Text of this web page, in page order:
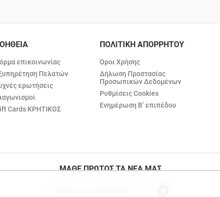
επικοινωνίας
Πελατών
ερωτήσεις
Cards ΚΡΗΤΙΚΟΣ
ΠΟΛΙΤΙΚΗ ΑΠΟΡΡΗΤΟΥ
Όροι Χρήσης
Δήλωση Προστασίας
Προσωπικών Δεδομένων
Ρυθμίσεις Cookies
Ενημέρωση Β’ επιπέδου
ΜΑΘΕ ΠΡΩΤΟΣ ΤΑ ΝΕΑ ΜΑΣ